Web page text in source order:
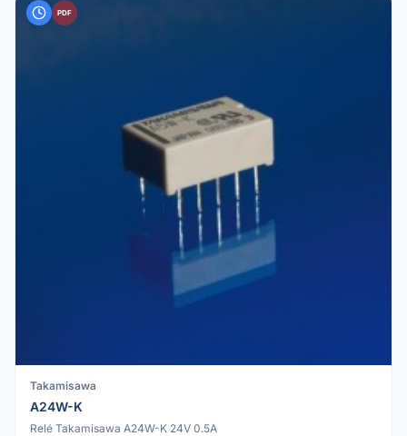
PDF
Takamisawa
A24W-K
Relé Takamisawa A24W-K 24V 0.5A